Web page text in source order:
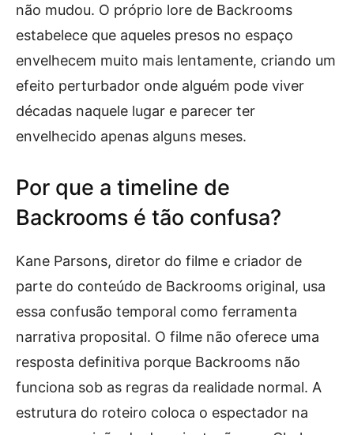
não mudou. O próprio lore de Backrooms
estabelece que aqueles presos no espaço
envelhecem muito mais lentamente, criando um
efeito perturbador onde alguém pode viver
décadas naquele lugar e parecer ter
envelhecido apenas alguns meses.
Por que a timeline de
Backrooms é tão confusa?
Kane Parsons, diretor do filme e criador de
parte do conteúdo de Backrooms original, usa
essa confusão temporal como ferramenta
narrativa proposital. O filme não oferece uma
resposta definitiva porque Backrooms não
funciona sob as regras da realidade normal. A
estrutura do roteiro coloca o espectador na